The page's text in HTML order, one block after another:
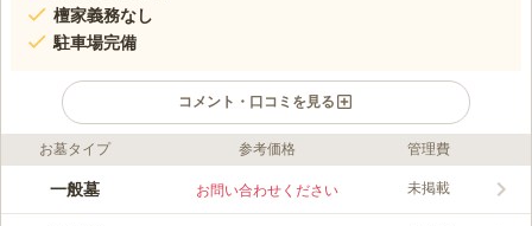
檀家義務なし
駐車場完備
コメント・口コミを見る
口コミ評価
この霊園はまだ誰からも評価されていません。
お墓タイプ 参考価格 管理費
一般墓 お問い合わせください 未掲載